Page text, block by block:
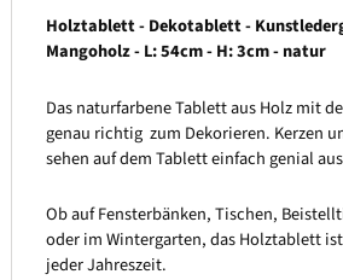
Holztablett - Dekotablett -
Mangoholz - L: 54cm - H: 3cm - natur
Das naturfarbene Tablett aus Holz mit
genau richtig zum Dekorieren. Kerzen
sehen auf dem Tablett einfach genial
Ob auf Fensterbänken, Tischen,
oder im Wintergarten, das Holztablett
jeder Jahreszeit.